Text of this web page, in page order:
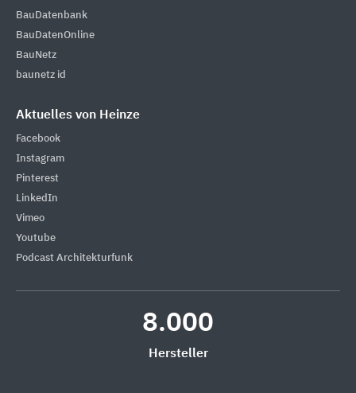
BauDatenbank
BauDatenOnline
BauNetz
baunetz id
Aktuelles von Heinze
Facebook
Instagram
Pinterest
LinkedIn
Vimeo
Youtube
Podcast Architekturfunk
8.000
Hersteller